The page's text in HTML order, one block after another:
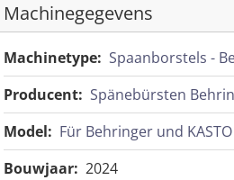
Machinegegevens
Machinetype: Spaanborstels -
Producent: Spänebürsten
Model: Für Behringer und
Bouwjaar: 2024